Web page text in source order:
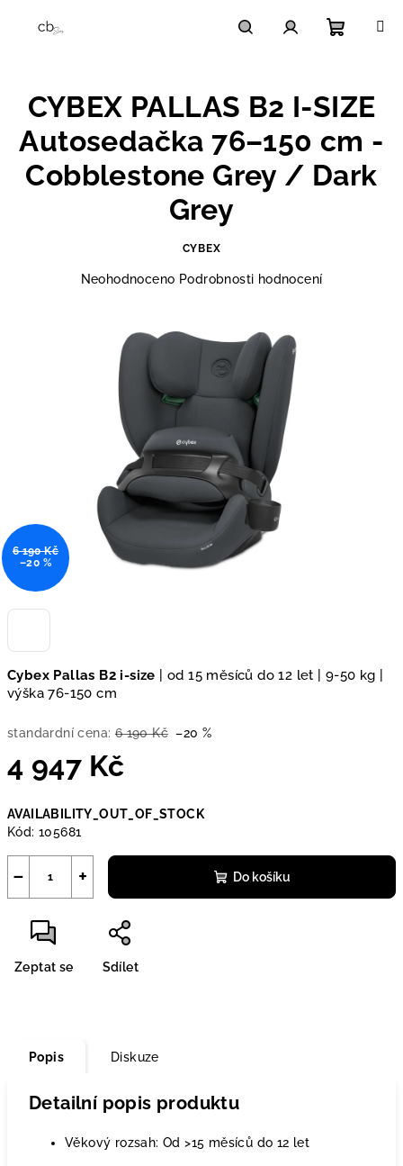
košík
Cybex Pallas B2 i-size | od 15 měsíců do 12 let | 9-50 kg |
výška 76-150 cm
standardní cena: 6 190 Kč –20 %
4 947 Kč
cena:
AVAILABILITY_OUT_OF_STOCK
Kód: 105681
+
− Do košíku
Zeptat se Sdílet
CYBEX PALLAS B2 I-SIZE
Autosedačka 76–150 cm -
Cobblestone Grey / Dark
Grey
CYBEX
Průměrné
hvězdiček.
Neohodnoceno Podrobnosti hodnocení
6 190 Kč
–20 %
Popis Diskuze
Detailní popis produktu
Věkový rozsah: Od >15 měsíců do 12 let